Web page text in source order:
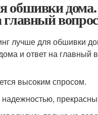
обшивки
высоким спросом.